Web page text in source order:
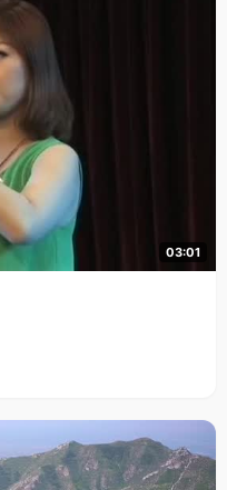
03:01